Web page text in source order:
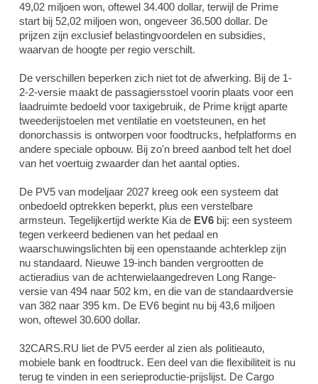
49,02 miljoen won, oftewel 34.400 dollar, terwijl de Prime
start bij 52,02 miljoen won, ongeveer 36.500 dollar. De
prijzen zijn exclusief belastingvoordelen en subsidies,
waarvan de hoogte per regio verschilt.
De verschillen beperken zich niet tot de afwerking. Bij de 1-
2-2-versie maakt de passagiersstoel voorin plaats voor een
laadruimte bedoeld voor taxigebruik, de Prime krijgt aparte
tweederijstoelen met ventilatie en voetsteunen, en het
donorchassis is ontworpen voor foodtrucks, hefplatforms en
andere speciale opbouw. Bij zo'n breed aanbod telt het doel
van het voertuig zwaarder dan het aantal opties.
De PV5 van modeljaar 2027 kreeg ook een systeem dat
onbedoeld optrekken beperkt, plus een verstelbare
armsteun. Tegelijkertijd werkte Kia de EV6 bij: een systeem
tegen verkeerd bedienen van het pedaal en
waarschuwingslichten bij een openstaande achterklep zijn
nu standaard. Nieuwe 19-inch banden vergrootten de
actieradius van de achterwielaangedreven Long Range-
versie van 494 naar 502 km, en die van de standaardversie
van 382 naar 395 km. De EV6 begint nu bij 43,6 miljoen
won, oftewel 30.600 dollar.
32CARS.RU liet de PV5 eerder al zien als politieauto,
mobiele bank en foodtruck. Een deel van die flexibiliteit is nu
terug te vinden in een serieproductie-prijslijst. De Cargo